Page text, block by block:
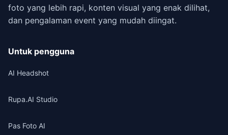
foto yang lebih rapi, konten visual yang enak dilihat,
dan pengalaman event yang mudah diingat.
Untuk pengguna
AI Headshot
Rupa.AI Studio
Pas Foto AI